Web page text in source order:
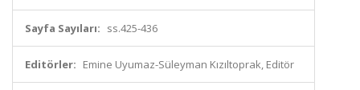
Sayfa Sayıları: ss.425-436
Editörler: Emine Uyumaz-Süleyman Kızıltoprak, Editör